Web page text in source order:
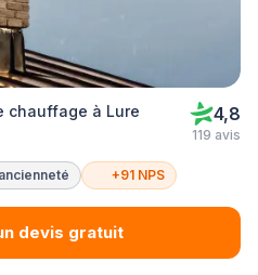
chauffage à Lure 4,8
119 avis
+91 NPS
devis gratuit